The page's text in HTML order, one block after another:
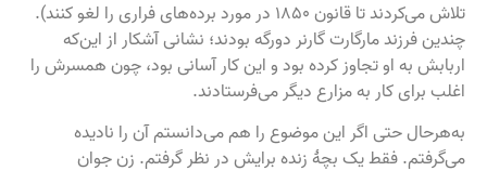
تلاش می‌کردند تا قانون ۱۸۵۰ در مورد برده‌های فراری را لغو کنند).
چندین فرزند مارگارت گارنر دورگه بودند؛ نشانی آشکار از این‌که
اربابش به او تجاوز کرده بود و این کار آسانی بود، چون همسرش را
اغلب برای کار به مزارع دیگر می‌فرستادند.
به‌هرحال حتی اگر این موضوع را هم می‌دانستم آن را نادیده
می‌گرفتم. فقط یک بچۀ زنده برایش در نظر گرفتم. زن جوان